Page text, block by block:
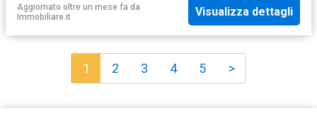
Aggiornato oltre un mese fa da
Immobiliare.it
Visualizza dettagli
1 2 3 4 5 >